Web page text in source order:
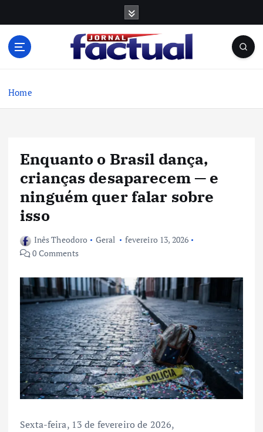
Home
Enquanto o Brasil dança,
crianças desaparecem — e
ninguém quer falar sobre
isso
Inês Theodoro Geral
fevereiro 13, 2026
0 Comments
Sexta-feira, 13 de fevereiro de 2026,